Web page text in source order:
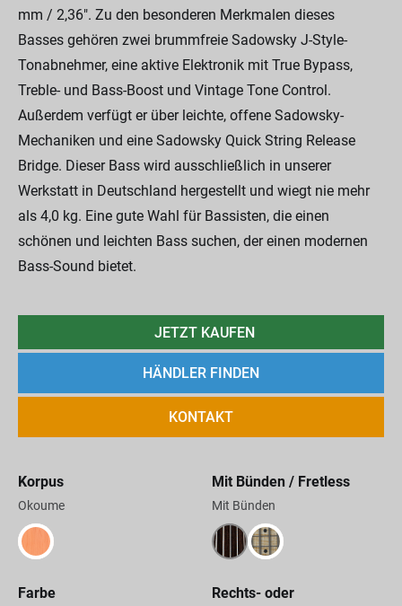
Korpus
Okoume
Farbe
Mit Bünden / Fretless
Mit Bünden
Rechts- oder
mm / 2,36". Zu den besonderen Merkmalen dieses
Basses gehören zwei brummfreie Sadowsky J-Style-
Tonabnehmer, eine aktive Elektronik mit True Bypass,
Treble- und Bass-Boost und Vintage Tone Control.
Außerdem verfügt er über leichte, offene Sadowsky-
Mechaniken und eine Sadowsky Quick String Release
Bridge. Dieser Bass wird ausschließlich in unserer
Werkstatt in Deutschland hergestellt und wiegt nie mehr
als 4,0 kg. Eine gute Wahl für Bassisten, die einen
schönen und leichten Bass suchen, der einen modernen
Bass-Sound bietet.
JETZT KAUFEN
HÄNDLER FINDEN
KONTAKT